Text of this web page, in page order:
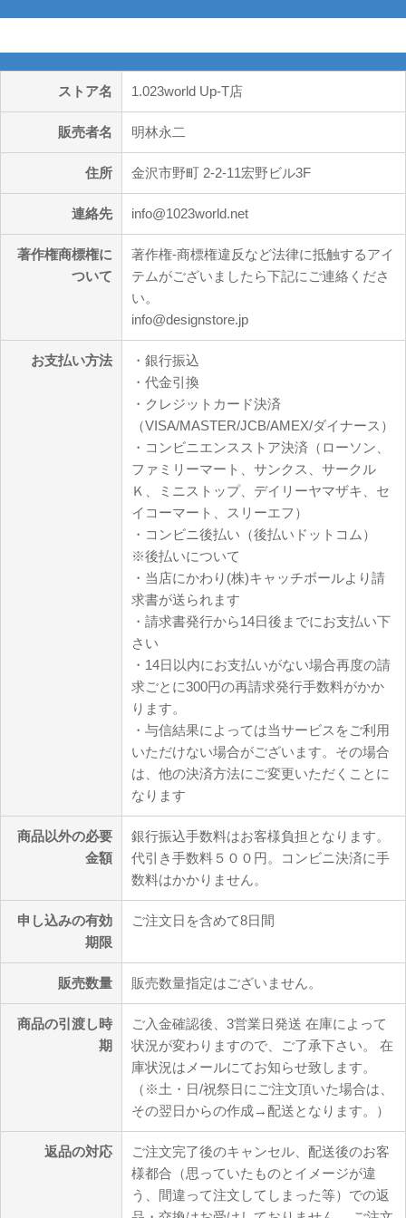
ストア名 1.023world Up-T店
販売者名 明林永二
住所 金沢市野町 2-2-11宏野ビル3F
連絡先 info@1023world.net
著作権商標権に
ついて
著作権-商標権違反など法律に抵触するアイ
テムがございましたら下記にご連絡くださ
い。
info@designstore.jp
お支払い方法
・銀行振込
・代金引換
・クレジットカード決済
（VISA/MASTER/JCB/AMEX/ダイナース）
・コンビニエンスストア決済（ローソン、
ファミリーマート、サンクス、サークル
Ｋ、ミニストップ、デイリーヤマザキ、セ
イコーマート、スリーエフ）
・コンビニ後払い（後払いドットコム）
※後払いについて
・当店にかわり(株)キャッチボールより請
求書が送られます
・請求書発行から14日後までにお支払い下
さい
・14日以内にお支払いがない場合再度の請
求ごとに300円の再請求発行手数料がかか
ります。
・与信結果によっては当サービスをご利用
いただけない場合がございます。その場合
は、他の決済方法にご変更いただくことに
なります
商品以外の必要
金額
銀行振込手数料はお客様負担となります。
代引き手数料５００円。コンビニ決済に手
数料はかかりません。
申し込みの有効
期限
ご注文日を含めて8日間
販売数量 販売数量指定はございません。
商品の引渡し時
期
ご入金確認後、3営業日発送 在庫によって
状況が変わりますので、ご了承下さい。 在
庫状況はメールにてお知らせ致します。
（※土・日/祝祭日にご注文頂いた場合は、
その翌日からの作成→配送となります。）
返品の対応
ご注文完了後のキャンセル、配送後のお客
様都合（思っていたものとイメージが違
う、間違って注文してしまった等）での返